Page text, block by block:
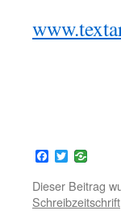
Facebook
Twitter
Dieser Beitrag
Schreibzeitschrift